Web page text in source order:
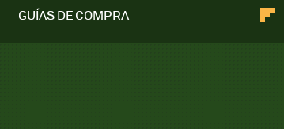
GUÍAS DE COMPRA